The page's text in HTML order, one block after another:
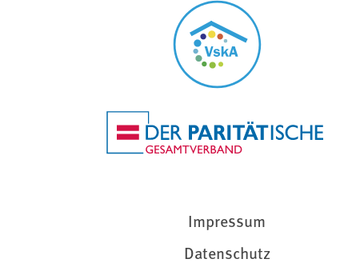
Impressum
Datenschutz